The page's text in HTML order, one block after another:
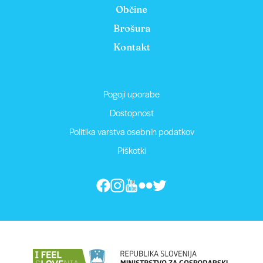
Občine
Brošura
Kontakt
Pogoji uporabe
Dostopnost
Politika varstva osebnih podatkov
Piškotki